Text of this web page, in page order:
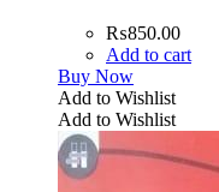
₨850.00
Add to cart
Buy Now
Add to Wishlist
Add to Wishlist